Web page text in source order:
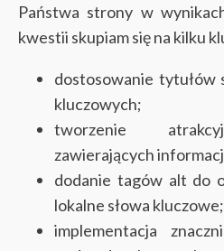
Państwa strony w
kwestii skupiam się na kilku
dostosowanie
kluczowych;
tworzenie
zawierających
dodanie tagów alt do
lokalne słowa kluczowe;
implementacja